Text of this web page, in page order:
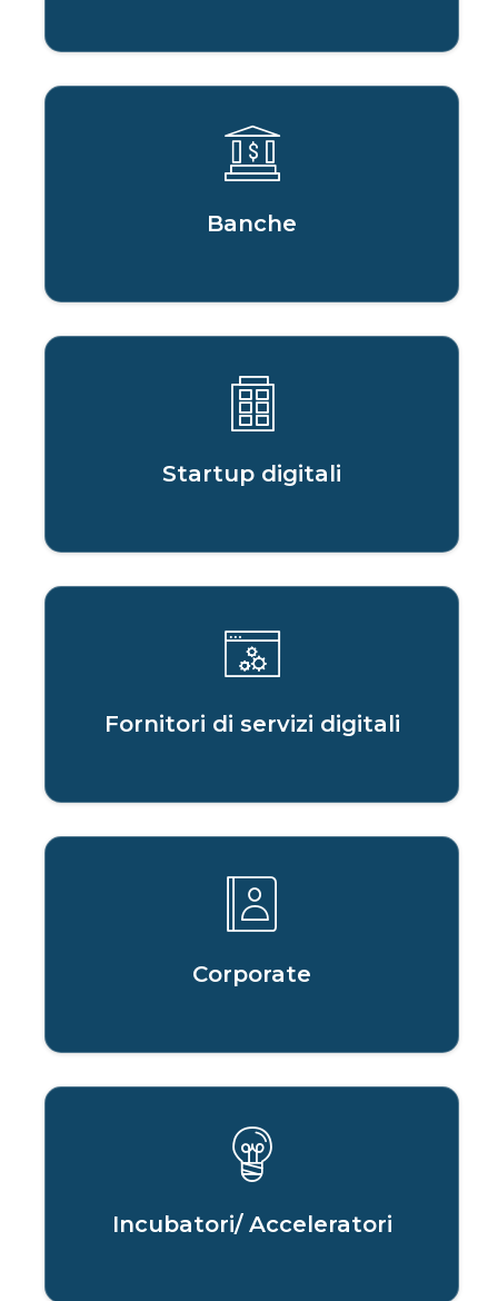
Banche
Startup digitali
Fornitori di servizi digitali
Corporate
Incubatori/ Acceleratori